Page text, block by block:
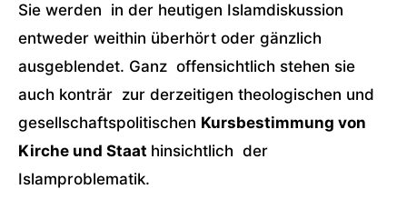
Sie werden in der heutigen Islamdiskussion
entweder weithin überhört oder gänzlich
ausgeblendet. Ganz offensichtlich stehen sie
auch konträr zur derzeitigen theologischen und
gesellschaftspolitischen Kursbestimmung von
Kirche und Staat hinsichtlich der
Islamproblematik.